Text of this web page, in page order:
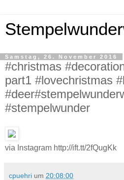
Samstag, 26. November 2016
#christmas
part1 #lovechristmas
#stempelwunder
via Instagram http://ift.tt/2fQugKk
cpuehri um 20:08:00